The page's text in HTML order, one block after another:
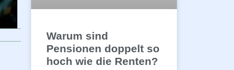
Warum sind
Pensionen doppelt so
hoch wie die Renten?